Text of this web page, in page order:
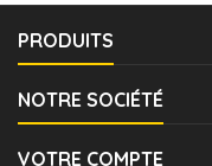
PRODUITS
NOTRE SOCIÉTÉ
VOTRE COMPTE